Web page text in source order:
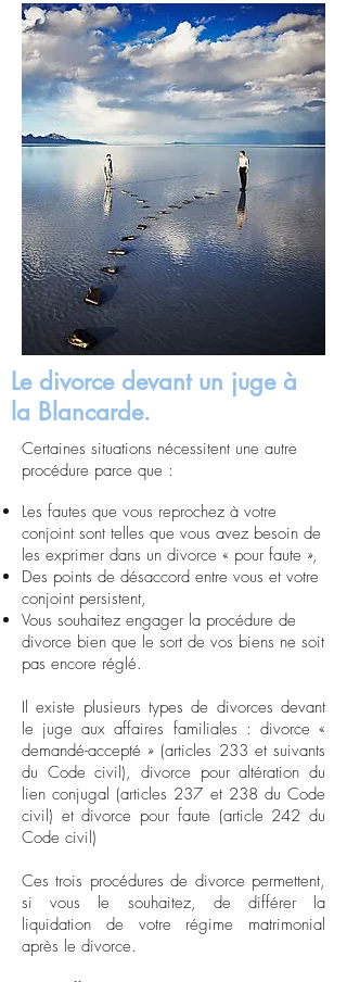
Le divorce devant un juge à
la Blancarde.
Certaines situations nécessitent une autre
procédure parce que :
Les fautes que vous reprochez à votre
conjoint sont telles que vous avez besoin de
les exprimer dans un divorce « pour faute »,
Des points de désaccord entre vous et votre
conjoint persistent,
Vous souhaitez engager la procédure de
divorce bien que le sort de vos biens ne soit
pas encore réglé.
Il existe plusieurs types de divorces devant
le juge aux affaires familiales : divorce «
demandé-accepté » (articles 233 et suivants
du Code civil), divorce pour altération du
lien conjugal (articles 237 et 238 du Code
civil) et divorce pour faute (article 242 du
Code civil)
Ces trois procédures de divorce permettent,
si vous le souhaitez, de différer la
liquidation de votre régime matrimonial
après le divorce.